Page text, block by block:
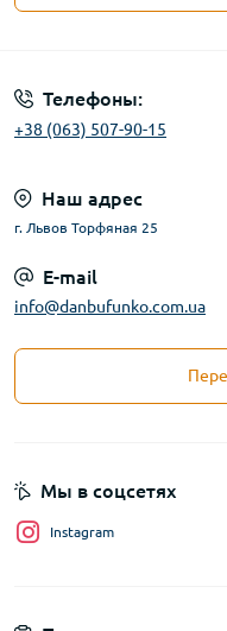
Телефоны:
+38 (063) 507-90-15
Наш адрес
г. Львов Торфяная 25
E-mail
info@danbufunko.com.ua
Мы в соцсетях
Instagram